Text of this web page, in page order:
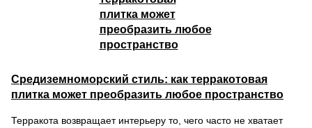
Средиземноморский стиль: как терракотовая
плитка может преобразить любое пространство
Терракота возвращает интерьеру то, чего часто не хватает